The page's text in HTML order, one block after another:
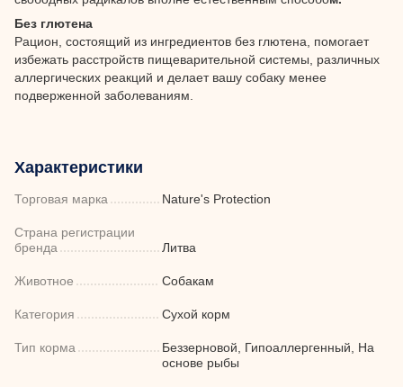
Без глютена
Рацион, состоящий из ингредиентов без глютена, помогает
избежать расстройств пищеварительной системы, различных
аллергических реакций и делает вашу собаку менее
подверженной заболеваниям.
Характеристики
Торговая марка Nature's Protection
Страна регистрации
бренда
Литва
Животное Собакам
Категория Сухой корм
Тип корма
Беззерновой, Гипоаллергенный, На
основе рыбы